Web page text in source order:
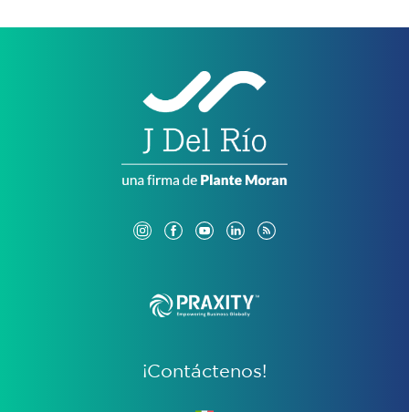
¡Contáctenos!